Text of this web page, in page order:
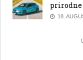
prirodne
18.